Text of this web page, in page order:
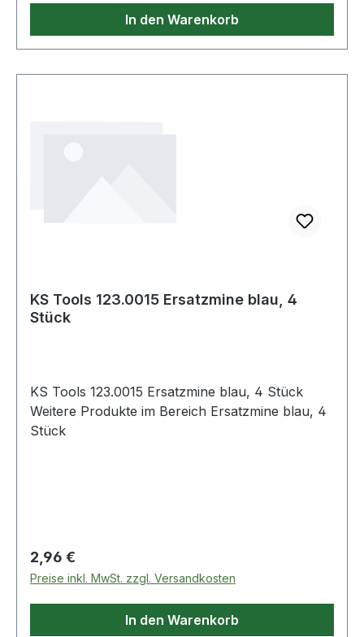
In den Warenkorb
KS Tools 123.0015 Ersatzmine blau, 4
Stück
KS Tools 123.0015 Ersatzmine blau, 4 Stück
Weitere Produkte im Bereich Ersatzmine blau, 4
Stück
Regulärer Preis:
2,96 €
Preise inkl. MwSt. zzgl. Versandkosten
In den Warenkorb